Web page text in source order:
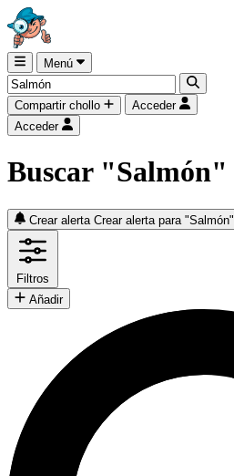
Menú
Compartir chollo
Acceder
Acceder
Buscar "Salmón"
Crear alerta Crear alerta para "Salmón"
Filtros
Añadir